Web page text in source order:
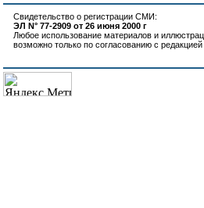
Свидетельство о регистрации СМИ:
ЭЛ N° 77-2909 от 26 июня 2000 г
Любое использование материалов и
возможно только по согласованию с редакцией